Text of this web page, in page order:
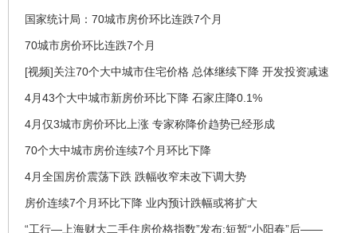
国家统计局：70城市房价环比连跌7个月
70城市房价环比连跌7个月
[视频]关注70个大中城市住宅价格 总体继续下降 开发投资减速
4月43个大中城市新房价环比下降 石家庄降0.1%
4月仅3城市房价环比上涨 专家称降价趋势已经形成
70个大中城市房价连续7个月环比下降
4月全国房价震荡下跌 跌幅收窄未改下调大势
房价连续7个月环比下降 业内预计跌幅或将扩大
“工行—上海财大二手住房价格指数”发布:短暂“小阳春”后——